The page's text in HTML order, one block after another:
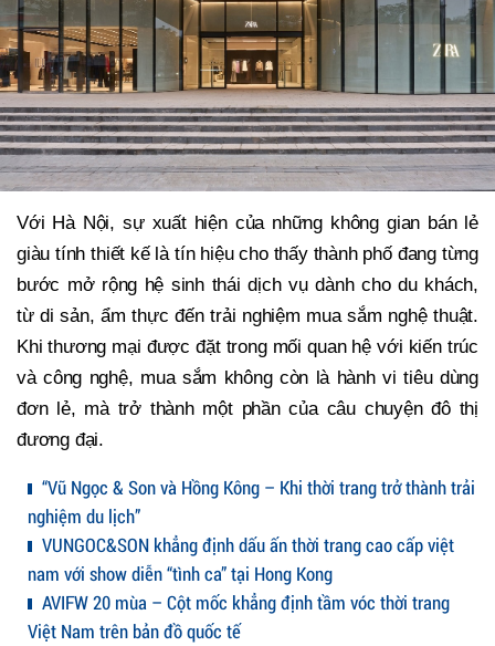
Với Hà Nội, sự xuất hiện của những không gian bán lẻ
giàu tính thiết kế là tín hiệu cho thấy thành phố đang từng
bước mở rộng hệ sinh thái dịch vụ dành cho du khách,
từ di sản, ẩm thực đến trải nghiệm mua sắm nghệ thuật.
Khi thương mại được đặt trong mối quan hệ với kiến trúc
và công nghệ, mua sắm không còn là hành vi tiêu dùng
đơn lẻ, mà trở thành một phần của câu chuyện đô thị
đương đại.
“Vũ Ngọc & Son và Hồng Kông – Khi thời trang trở thành trải
nghiệm du lịch”
VUNGOC&SON khẳng định dấu ấn thời trang cao cấp việt
nam với show diễn “tình ca” tại Hong Kong
AVIFW 20 mùa – Cột mốc khẳng định tầm vóc thời trang
Việt Nam trên bản đồ quốc tế